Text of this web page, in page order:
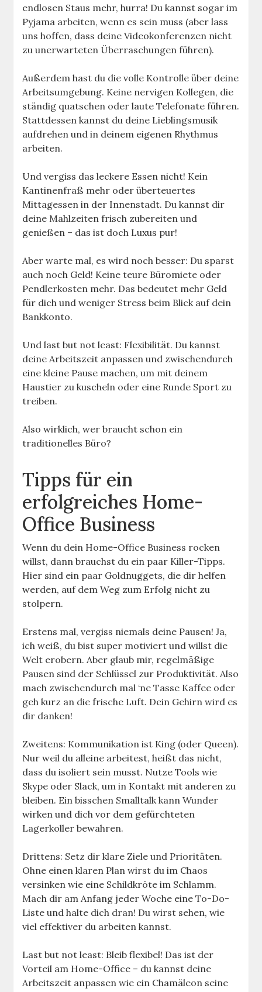
endlosen Staus mehr, hurra! Du kannst sogar im
Pyjama arbeiten, wenn es sein muss (aber lass
uns hoffen, dass deine Videokonferenzen nicht
zu unerwarteten Überraschungen führen).
Außerdem hast du die volle Kontrolle über deine
Arbeitsumgebung. Keine nervigen Kollegen, die
ständig quatschen oder laute Telefonate führen.
Stattdessen kannst du deine Lieblingsmusik
aufdrehen und in deinem eigenen Rhythmus
arbeiten.
Und vergiss das leckere Essen nicht! Kein
Kantinenfraß mehr oder überteuertes
Mittagessen in der Innenstadt. Du kannst dir
deine Mahlzeiten frisch zubereiten und
genießen – das ist doch Luxus pur!
Aber warte mal, es wird noch besser: Du sparst
auch noch Geld! Keine teure Büromiete oder
Pendlerkosten mehr. Das bedeutet mehr Geld
für dich und weniger Stress beim Blick auf dein
Bankkonto.
Und last but not least: Flexibilität. Du kannst
deine Arbeitszeit anpassen und zwischendurch
eine kleine Pause machen, um mit deinem
Haustier zu kuscheln oder eine Runde Sport zu
treiben.
Also wirklich, wer braucht schon ein
traditionelles Büro?
Tipps für ein
erfolgreiches Home-
Office Business
Wenn du dein Home-Office Business rocken
willst, dann brauchst du ein paar Killer-Tipps.
Hier sind ein paar Goldnuggets, die dir helfen
werden, auf dem Weg zum Erfolg nicht zu
stolpern.
Erstens mal, vergiss niemals deine Pausen! Ja,
ich weiß, du bist super motiviert und willst die
Welt erobern. Aber glaub mir, regelmäßige
Pausen sind der Schlüssel zur Produktivität. Also
mach zwischendurch mal ‘ne Tasse Kaffee oder
geh kurz an die frische Luft. Dein Gehirn wird es
dir danken!
Zweitens: Kommunikation ist King (oder Queen).
Nur weil du alleine arbeitest, heißt das nicht,
dass du isoliert sein musst. Nutze Tools wie
Skype oder Slack, um in Kontakt mit anderen zu
bleiben. Ein bisschen Smalltalk kann Wunder
wirken und dich vor dem gefürchteten
Lagerkoller bewahren.
Drittens: Setz dir klare Ziele und Prioritäten.
Ohne einen klaren Plan wirst du im Chaos
versinken wie eine Schildkröte im Schlamm.
Mach dir am Anfang jeder Woche eine To-Do-
Liste und halte dich dran! Du wirst sehen, wie
viel effektiver du arbeiten kannst.
Last but not least: Bleib flexibel! Das ist der
Vorteil am Home-Office – du kannst deine
Arbeitszeit anpassen wie ein Chamäleon seine